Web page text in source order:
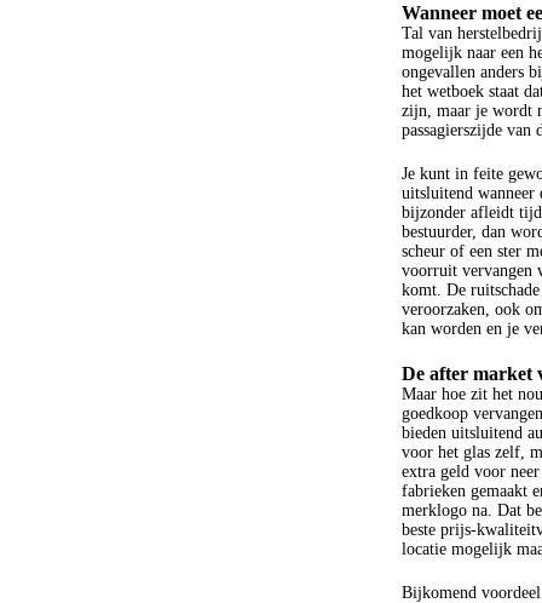
Wanneer moet
Tal van
mogelijk naar een
ongevallen anders
het wetboek staat
zijn, maar je wordt
passagierszijde van
Je kunt in feite
uitsluitend wanneer
bijzonder afleidt
bestuurder, dan
scheur of een ster
voorruit vervangen
komt. De
veroorzaken, ook
kan worden en je
De after market
Maar hoe zit het
goedkoop
bieden uitsluitend
voor het glas zelf,
extra geld voor
fabrieken gemaakt
merklogo na. Dat
beste prijs-
locatie mogelijk
Bijkomend